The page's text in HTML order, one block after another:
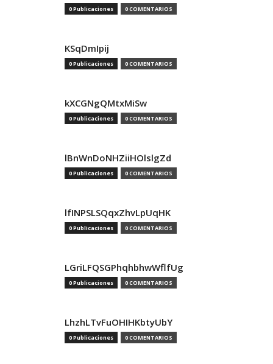
0 Publicaciones 0 COMENTARIOS
KSqDmIpij
0 Publicaciones 0 COMENTARIOS
kXCGNgQMtxMiSw
0 Publicaciones 0 COMENTARIOS
lBnWnDoNHZiiHOlslgZd
0 Publicaciones 0 COMENTARIOS
lfINPSLSQqxZhvLpUqHK
0 Publicaciones 0 COMENTARIOS
LGriLFQSGPhqhbhwWflfUg
0 Publicaciones 0 COMENTARIOS
LhzhLTvFuOHIHKbtyUbY
0 Publicaciones 0 COMENTARIOS